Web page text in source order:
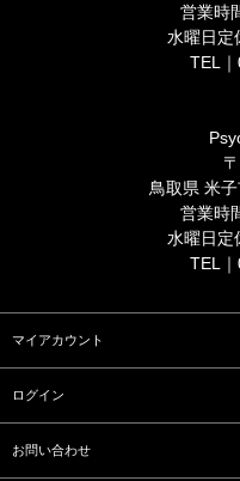
営業時
水曜日定
TEL
鳥取県 米
営業時
水曜日定
TEL
マイアカウント
ログイン
お問い合わせ